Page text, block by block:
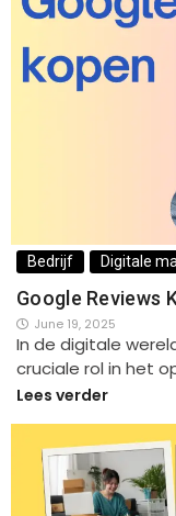
Bedrijf Digitale
Google Reviews
June 19, 2025
In de digitale
cruciale rol in het
Lees verder